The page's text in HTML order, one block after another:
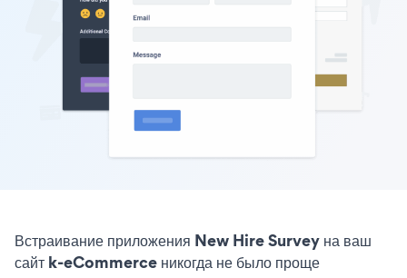
Встраивание приложения New Hire Survey на ваш
сайт k-eCommerce никогда не было проще